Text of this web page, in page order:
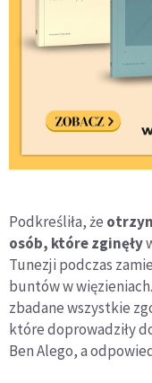
Podkreśliła, że
osób, które zginęły
Tunezji podczas
buntów w
zbadane wszystkie
które doprowadziły
Ben Alego, a